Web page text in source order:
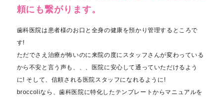
頼にも繋がります。
歯科医院は患者様のお口と全身の健康を預かり管理するところで
す!
ただでさえ治療が怖いのに来院の度にスタッフさんが変わっている
から不安と言う声も、、、医院に安心して通っていただけるよう
に! そして、信頼される医院スタッフになれるように!
broccoliなら、歯科医院に特化したテンプレートからマニュアルを